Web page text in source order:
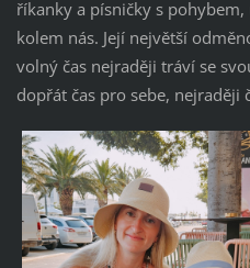
říkanky a písničky s
kolem nás. Její největší
volný čas nejraději tráví se
dopřát čas pro sebe, nejraději